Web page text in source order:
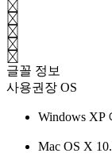
\
;
'
.
/
글꼴 정보
사용권장 OS
Windows XP
Mac OS X